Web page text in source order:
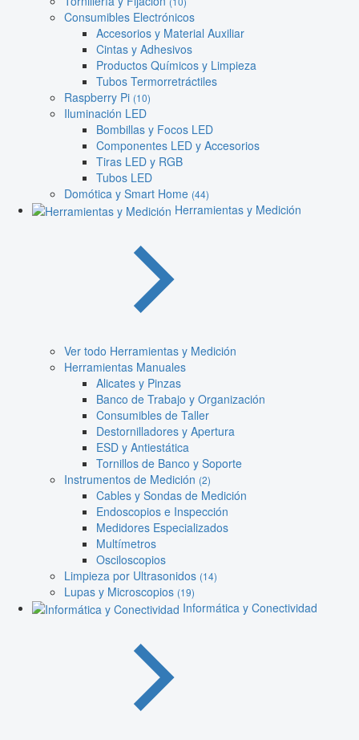
Consumibles Electrónicos
Accesorios y Material Auxiliar
Cintas y Adhesivos
Productos Químicos y Limpieza
Tubos Termorretráctiles
Raspberry Pi (10)
Iluminación LED
Bombillas y Focos LED
Componentes LED y Accesorios
Tiras LED y RGB
Tubos LED
Domótica y Smart Home (44)
Herramientas y Medición
Ver todo Herramientas y Medición
Herramientas Manuales
Alicates y Pinzas
Banco de Trabajo y Organización
Consumibles de Taller
Destornilladores y Apertura
ESD y Antiestática
Tornillos de Banco y Soporte
Instrumentos de Medición (2)
Cables y Sondas de Medición
Endoscopios e Inspección
Medidores Especializados
Multímetros
Osciloscopios
Limpieza por Ultrasonidos (14)
Lupas y Microscopios (19)
Informática y Conectividad